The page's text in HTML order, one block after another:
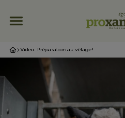
Video: Préparation au vêlage!